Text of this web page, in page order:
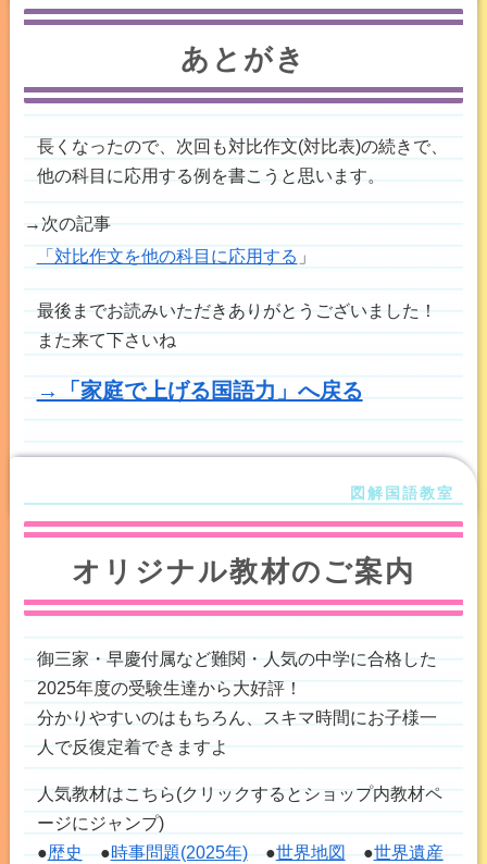
あとがき
長くなったので、次回も対比作文(対比表)の続きで、
他の科目に応用する例を書こうと思います。
→次の記事
「対比作文を他の科目に応用する 」
最後までお読みいただきありがとうございました！
また来て下さいね
→「家庭で上げる国語力」へ戻る
オリジナル教材のご案内
御三家・早慶付属など難関・人気の中学に合格した
2025年度の受験生達から大好評！
分かりやすいのはもちろん、スキマ時間にお子様一
人で反復定着できますよ
人気教材はこちら(クリックするとショップ内教材ペ
ージにジャンプ)
●歴史 ●時事問題(2025年)●世界地図 ●世界遺産